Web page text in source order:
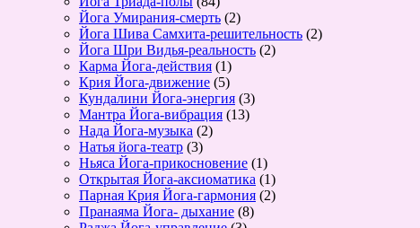
Йога Умирания-смерть (2)
Йога Шива Самхита-решительность (2)
Йога Шри Видья-реальность (2)
Карма Йога-действия (1)
Крия Йога-движение (5)
Кундалини Йога-энергия (3)
Мантра Йога-вибрация (13)
Нада Йога-музыка (2)
Натья йога-театр (3)
Ньяса Йога-прикосновение (1)
Открытая Йога-аксиоматика (1)
Парная Крия Йога-гармония (2)
Пранаяма Йога- дыхание (8)